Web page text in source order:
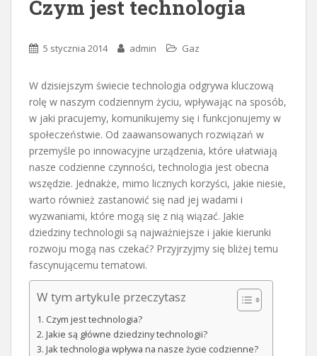
Czym jest technologia
5 stycznia 2014 admin Gaz
W dzisiejszym świecie technologia odgrywa kluczową
rolę w naszym codziennym życiu, wpływając na sposób,
w jaki pracujemy, komunikujemy się i funkcjonujemy w
społeczeństwie. Od zaawansowanych rozwiązań w
przemyśle po innowacyjne urządzenia, które ułatwiają
nasze codzienne czynności, technologia jest obecna
wszędzie. Jednakże, mimo licznych korzyści, jakie niesie,
warto również zastanowić się nad jej wadami i
wyzwaniami, które mogą się z nią wiązać. Jakie
dziedziny technologii są najważniejsze i jakie kierunki
rozwoju mogą nas czekać? Przyjrzyjmy się bliżej temu
fascynującemu tematowi.
W tym artykule przeczytasz
Czym jest technologia?
Jakie są główne dziedziny technologii?
Jak technologia wpływa na nasze życie codzienne?